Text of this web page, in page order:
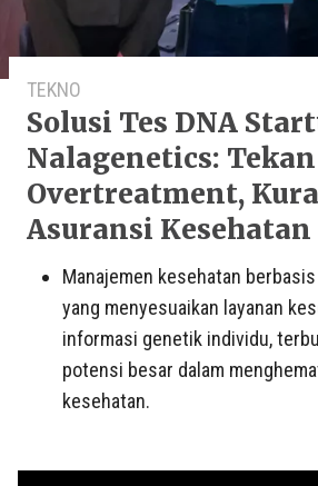
TEKNO
Solusi Tes DNA
Nalagenetics: Tekan
Overtreatment,
Asuransi Kesehatan
Manajemen kesehatan
yang menyesuaikan layanan
informasi genetik individu,
potensi besar dalam
kesehatan.